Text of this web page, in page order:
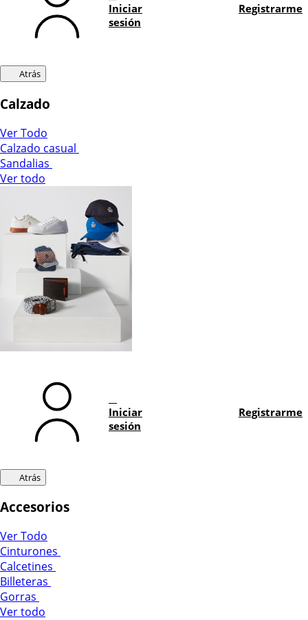
Iniciar
sesión
Registrarme
Atrás
Calzado
Ver Todo
Calzado casual
Sandalias
Ver todo
Iniciar
sesión
Registrarme
Atrás
Accesorios
Ver Todo
Cinturones
Calcetines
Billeteras
Gorras
Ver todo